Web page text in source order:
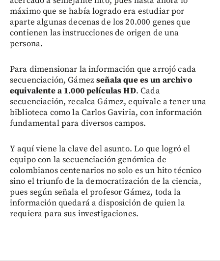
máximo que se había logrado era estudiar por
aparte algunas decenas de los 20.000 genes que
contienen las instrucciones de origen de una
persona.
Para dimensionar la información que arrojó cada
secuenciación, Gámezseñala que es un archivo
equivalente a 1.000 películas HD. Cada
secuenciación, recalca Gámez, equivale a tener una
biblioteca como la Carlos Gaviria, con información
fundamental para diversos campos.
Y aquí viene la clave del asunto. Lo que logró el
equipo con la secuenciación genómica de
colombianos centenarios no solo es un hito técnico
sino el triunfo de la democratización de la ciencia,
pues según señala el profesor Gámez, toda la
información quedará a disposición de quien la
requiera para sus investigaciones.